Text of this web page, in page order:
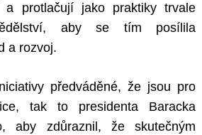
protlačují jako praktiky trvale
aby se tím posílila
a rozvoj.
předváděné, že jsou pro
tak to presidenta Baracka
aby zdůraznil, že skutečným